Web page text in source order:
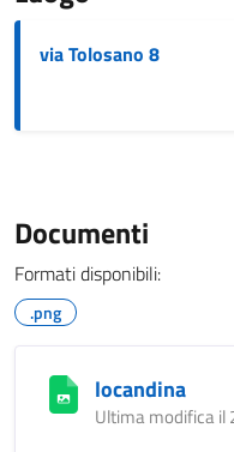
via Tolosano 8
Documenti
Formati disponibili:
.png
locandina
Ultima modifica il